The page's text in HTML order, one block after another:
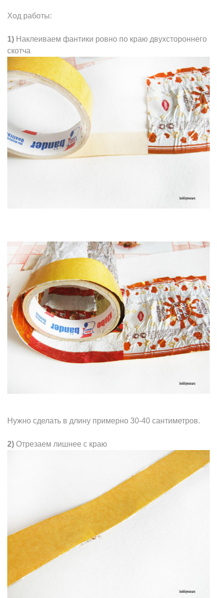
Ход работы:
1) Наклеиваем фантики ровно по краю двухстороннего
скотча
Нужно сделать в длину примерно 30-40 сантиметров.
2) Отрезаем лишнее с краю